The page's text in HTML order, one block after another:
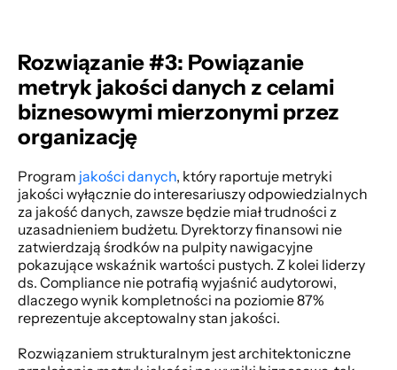
Rozwiązanie #3: Powiązanie
metryk jakości danych z celami
biznesowymi mierzonymi przez
organizację
Program jakości danych, który raportuje metryki
jakości wyłącznie do interesariuszy odpowiedzialnych
za jakość danych, zawsze będzie miał trudności z
uzasadnieniem budżetu. Dyrektorzy finansowi nie
zatwierdzają środków na pulpity nawigacyjne
pokazujące wskaźnik wartości pustych. Z kolei liderzy
ds. Compliance nie potrafią wyjaśnić audytorowi,
dlaczego wynik kompletności na poziomie 87%
reprezentuje akceptowalny stan jakości.
Rozwiązaniem strukturalnym jest architektoniczne